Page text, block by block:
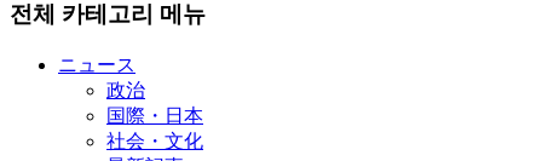
전체 카테고리 메뉴
ニュース
政治
国際・日本
社会・文化